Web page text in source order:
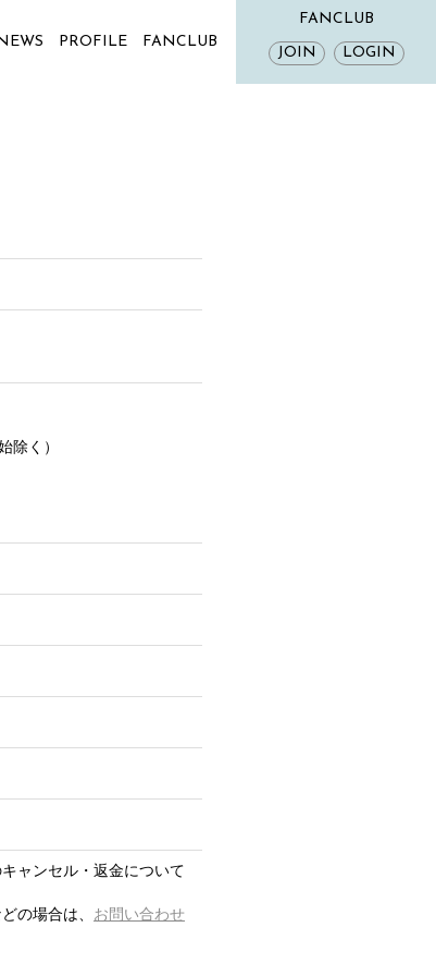
PROFILE FANCLUB
FANCLUB
JOIN LOGIN
除く）
ャンセル・返金について
の場合は、 お問い合わせ